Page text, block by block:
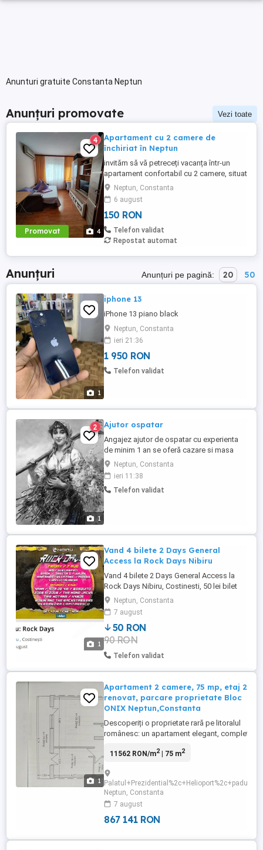
Anunturi gratuite Constanta Neptun
Anunțuri promovate Vezi toate
Promovat 4
4
Apartament cu 2 camere de
închiriat în Neptun
invităm să vă petreceți vacanța într-un
apartament confortabil cu 2 camere, situat
la doar 10 minute de mers pe jos de plajă.
Ideal pentru familii, cupluri sau grupuri
mici de prieteni, apartamentul oferă toate
condițiile necesare pentru un sejur
relaxant la malul mării. 2 camere . Mobilat
și ...
Neptun, Constanta
6 august
150 RON
Telefon validat
Repostat automat
Anunțuri Anunțuri pe pagină: 20 50
1
iphone 13
iPhone 13 piano black
Neptun, Constanta
ieri 21:36
1 950 RON
Telefon validat
1
2 Ajutor ospatar
Angajez ajutor de ospatar cu experienta
de minim 1 an se oferă cazare si masa
salariu in funcție de experiența
Neptun, Constanta
ieri 11:38
Telefon validat
1
Vand 4 bilete 2 Days General
Access la Rock Days Nibiru
Vand 4 bilete 2 Days General Access la
Rock Days Nibiru, Costinesti, 50 lei bilet
Neptun, Constanta
7 august
50 RON
90 RON
Telefon validat
1
Apartament 2 camere, 75 mp, etaj 2,
renovat, parcare proprietate Bloc
ONIX Neptun,Constanta
Descoperiți o proprietate rară pe litoralul
românesc: un apartament elegant, complet
Neptun. Cu o suprafață generoasă de 75 mp,
confort modern, spațiu amplu și poziționare
premium. Interiorul este finisat cu materiale ...
11562 RON/m2| 75 m2
Palatul+Prezidential%2c+Helioport%2c+padure,
Neptun, Constanta
7 august
867 141 RON